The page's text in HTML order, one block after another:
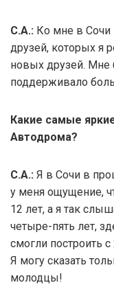
С.А.: Ко мне в Сочи
друзей, которых я
новых друзей. Мне
поддерживало
Какие самые
Автодрома?
С.А.: Я в Сочи в
у меня ощущение,
12 лет, а я так
четыре-пять лет,
смогли построить
Я могу сказать
молодцы!